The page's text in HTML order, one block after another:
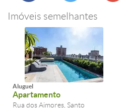
Imóveis semelhantes
Aluguel
Apartamento
Rua dos Aimores, Santo